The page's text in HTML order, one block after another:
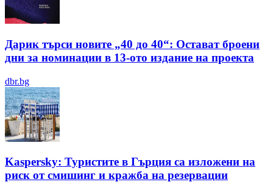
Дарик търси новите „40 до 40“: Остават броени
дни за номинации в 13-ото издание на проекта
dbr.bg
Kaspersky: Туристите в Гърция са изложени на
риск от смишинг и кражба на резервации